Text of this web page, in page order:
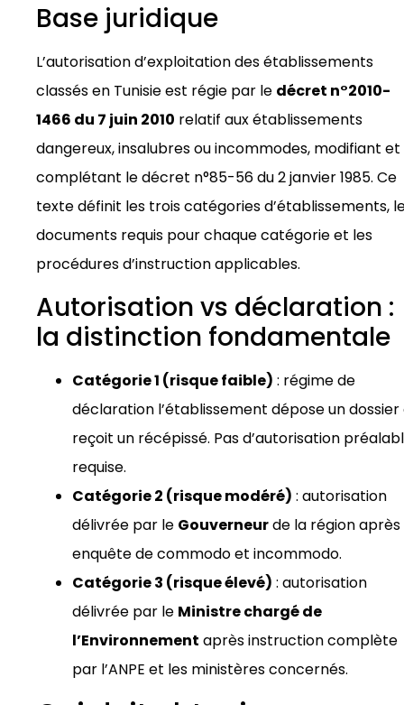
Base juridique
L’autorisation d’exploitation des établissements
classés en Tunisie est régie par le décret n°2010-
1466 du 7 juin 2010 relatif aux établissements
dangereux, insalubres ou incommodes, modifiant et
complétant le décret n°85-56 du 2 janvier 1985. Ce
texte définit les trois catégories d’établissements,
documents requis pour chaque catégorie et les
procédures d’instruction applicables.
Autorisation vs déclaration :
la distinction fondamentale
Catégorie 1 (risque faible) : régime de
déclaration l’établissement dépose un
reçoit un récépissé. Pas d’autorisation
requise.
Catégorie 2 (risque modéré) : autorisation
délivrée par le Gouverneurde la région après
enquête de commodo et incommodo.
Catégorie 3 (risque élevé) : autorisation
délivrée par le Ministre chargé de
l’Environnement après instruction complète
par l’ANPE et les ministères concernés.